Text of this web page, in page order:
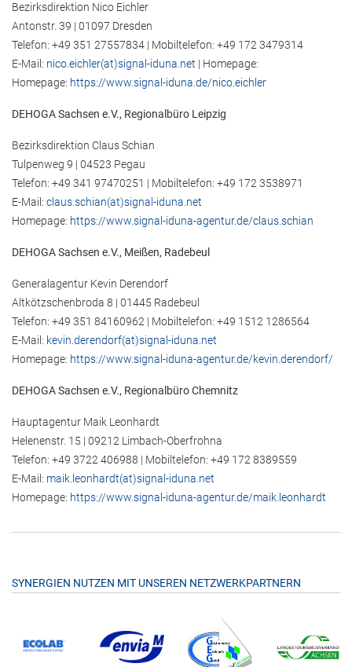
Bezirksdirektion Nico Eichler
Antonstr. 39 | 01097 Dresden
Telefon: +49 351 27557834 | Mobiltelefon: +49 172 3479314
E-Mail: nico.eichler(at)signal-iduna.net | Homepage:
Homepage: https://www.signal-iduna.de/nico.eichler
DEHOGA Sachsen e.V., Regionalbüro Leipzig
Bezirksdirektion Claus Schian
Tulpenweg 9 | 04523 Pegau
Telefon: +49 341 97470251 | Mobiltelefon: +49 172 3538971
E-Mail: claus.schian(at)signal-iduna.net
Homepage: https://www.signal-iduna-agentur.de/claus.schian
DEHOGA Sachsen e.V., Meißen, Radebeul
Generalagentur Kevin Derendorf
Altkötzschenbroda 8 | 01445 Radebeul
Telefon: +49 351 84160962 | Mobiltelefon: +49 1512 1286564
E-Mail: kevin.derendorf(at)signal-iduna.net
Homepage: https://www.signal-iduna-agentur.de/kevin.derendorf/
DEHOGA Sachsen e.V., Regionalbüro Chemnitz
Hauptagentur Maik Leonhardt
Helenenstr. 15 | 09212 Limbach-Oberfrohna
Telefon: +49 3722 406988 | Mobiltelefon: +49 172 8389559
E-Mail: maik.leonhardt(at)signal-iduna.net
Homepage: https://www.signal-iduna-agentur.de/maik.leonhardt
SYNERGIEN NUTZEN MIT UNSEREN NETZWERKPARTNERN